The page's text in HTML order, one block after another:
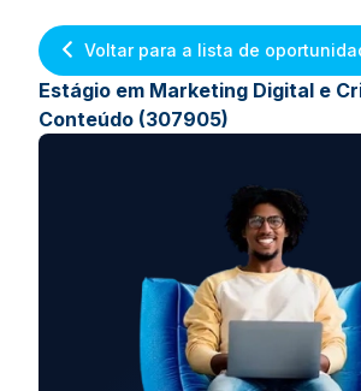
Voltar para a lista de
Estágio em Marketing Digital e
Conteúdo (307905)